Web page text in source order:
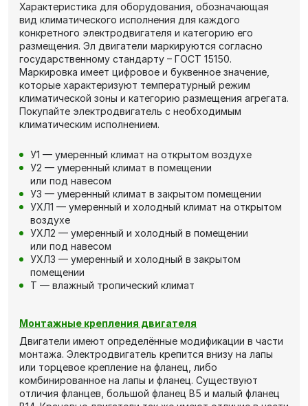
Характеристика для оборудования, обозначающая
вид климатического исполнения для каждого
конкретного электродвигателя и категорию его
размещения. Эл двигатели маркируются согласно
государственному стандарту – ГОСТ 15150.
Маркировка имеет цифровое и буквенное значение,
которые характеризуют температурный режим
климатической зоны и категорию размещения агрегата.
Покупайте электродвигатель с необходимым
климатическим исполнением.
У1 — умеренный климат на открытом воздухе
У2 — умеренный климат в помещении
или под навесом
У3 — умеренный климат в закрытом помещении
УХЛ1 — умеренный и холодный климат на открытом
воздухе
УХЛ2 — умеренный и холодный в помещении
или под навесом
УХЛ3 — умеренный и холодный в закрытом
помещении
Т — влажный тропический климат
Монтажные крепления двигателя
Двигатели имеют определённые модификации в части
монтажа. Электродвигатель крепится внизу на лапы
или торцевое крепление на фланец, либо
комбинированное на лапы и фланец. Существуют
отличия фланцев, большой фланец В5 и малый фланец